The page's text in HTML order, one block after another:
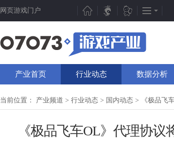
网页游戏门户
新游聚焦
新游点评
新游曝光
新游视频
测试表
产业动态
行业动态
07073视点
数据分析
厂商频道
产业首页 行业动态 数据分析
当前位置： 产业频道 > 行业动态 > 国内动态 > 《极品飞
《极品飞车OL》代理协议